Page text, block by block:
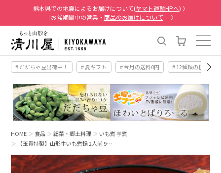
熊本県での地震によるお届けについて(ヤマト運輸HPへ) 〉
［お盆期間中の営業・ 商品のお届けについて］ 〉
# だだちゃ豆出荷中！ # 夏ギフト # 今月の送料0円 # 12種類の桃
HOME 食品 総菜・郷土料理
いも煮 芋煮
【玉貴特製】山形牛いも煮鍋 2人前 9…